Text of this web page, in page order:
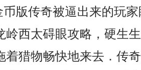
版传奇被逼出来的玩
岭西太碍眼攻略，硬生
着猎物畅快地来去．传